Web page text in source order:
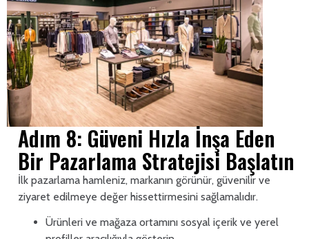
Adım 8: Güveni Hızla İnşa Eden
Bir Pazarlama Stratejisi Başlatın
İlk pazarlama hamleniz, markanın görünür, güvenilir ve
ziyaret edilmeye değer hissettirmesini sağlamalıdır.
Ürünleri ve mağaza ortamını sosyal içerik ve yerel